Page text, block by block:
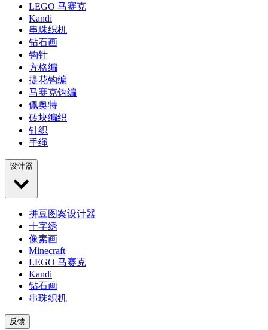
LEGO 马赛克
Kandi
串珠织机
钻石画
钩针
方格编
提花钩编
马赛克钩编
佩奥特
砖块编织
针织
手绳
设计器
拼豆图案设计器
十字绣
像素画
Minecraft
LEGO 马赛克
Kandi
钻石画
串珠织机
反馈